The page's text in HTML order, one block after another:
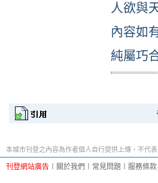
人欲與
內容如
純屬巧
本城市刊登之內容為作者個人自行提供上傳，不代表
刊登網站廣告 關於我們 常見問題 服務條款